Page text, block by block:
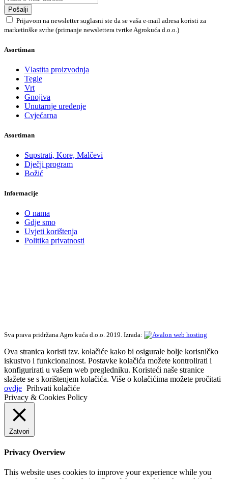
Pošalji
Prijavom na newsletter suglasni ste da se vaša e-mail adresa koristi za
marketinške svrhe (primanje newslettera tvrtke Agrokuća d.o.o.)
Asortiman
Vlastita proizvodnja
Tegle
Vrt
Gnojiva
Unutarnje uređenje
Cvjećarna
Asortiman
Supstrati, Kore, Malčevi
Dječji program
Božić
Informacije
O nama
Gdje smo
Uvjeti korištenja
Politika privatnosti
Sva prava pridržana Agro kuća d.o.o. 2019. Izrada:
Ova stranica koristi tzv. kolačiće kako bi osigurale bolje korisničko
iskustvo i funkcionalnost. Postavke kolačića možete kontrolirati i
konfigurirati u vašem web pregledniku. Koristeći naše stranice
slažete se s korištenjem kolačića. Više o kolačićima možete pročitati
ovdje Prihvati kolačiće
Privacy & Cookies Policy
Zatvori
Privacy Overview
This website uses cookies to improve your experience while you